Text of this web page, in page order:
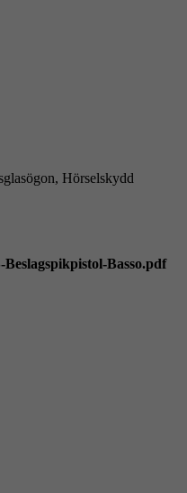
Hörselskydd
Basso.pdf